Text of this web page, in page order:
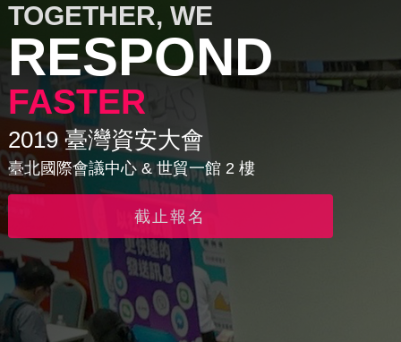
TOGETHER, WE
RESPOND
FASTER
2019 臺灣資安大會
臺北國際會議中心 & 世貿一館 2 樓
截止報名